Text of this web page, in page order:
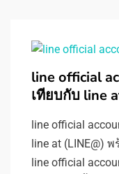
line official
เทียบกับ line
line official
line at (LINE@)
line official